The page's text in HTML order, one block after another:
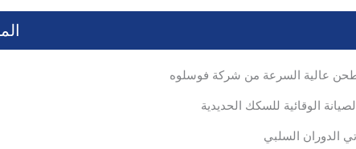
عالية السرعة من شركة فوسلوه
الوقائية للسكك الحديدية
الدوران السلبي